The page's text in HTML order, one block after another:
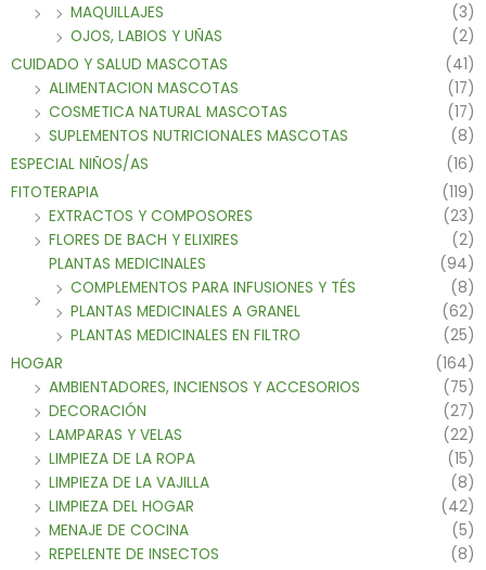
MAQUILLAJES
(3)
OJOS, LABIOS Y UÑAS
(2)
CUIDADO Y SALUD MASCOTAS
(41)
ALIMENTACION MASCOTAS
(17)
COSMETICA NATURAL MASCOTAS
(17)
SUPLEMENTOS NUTRICIONALES MASCOTAS
(8)
ESPECIAL NIÑOS/AS
(16)
FITOTERAPIA
(119)
EXTRACTOS Y COMPOSORES
(23)
FLORES DE BACH Y ELIXIRES
(2)
PLANTAS MEDICINALES
(94)
COMPLEMENTOS PARA INFUSIONES Y TÉS
(8)
PLANTAS MEDICINALES A GRANEL
(62)
PLANTAS MEDICINALES EN FILTRO
(25)
HOGAR
(164)
AMBIENTADORES, INCIENSOS Y ACCESORIOS
(75)
DECORACIÓN
(27)
LAMPARAS Y VELAS
(22)
LIMPIEZA DE LA ROPA
(15)
LIMPIEZA DE LA VAJILLA
(8)
LIMPIEZA DEL HOGAR
(42)
MENAJE DE COCINA
(5)
REPELENTE DE INSECTOS
(8)